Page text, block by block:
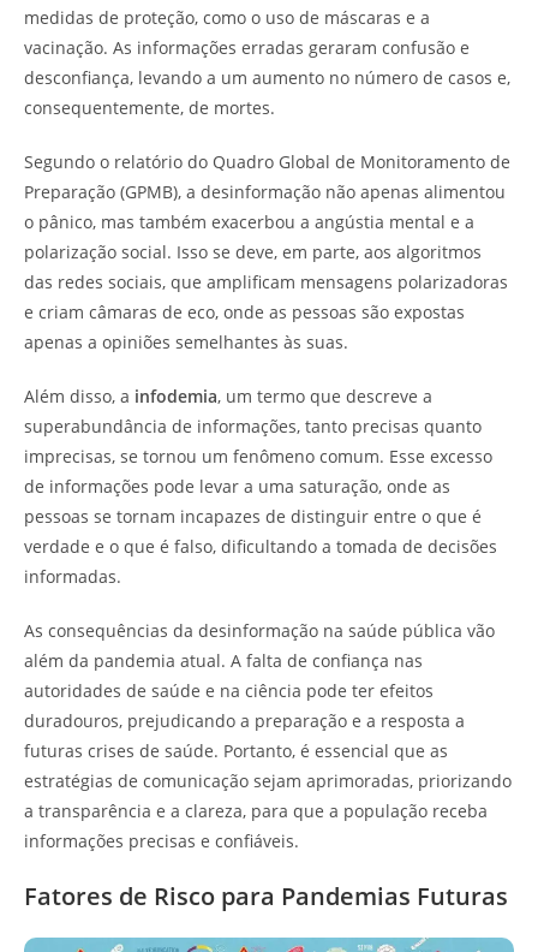
medidas de proteção, como o uso de máscaras e a
vacinação. As informações erradas geraram confusão e
desconfiança, levando a um aumento no número de casos e,
consequentemente, de mortes.
Segundo o relatório do Quadro Global de Monitoramento de
Preparação (GPMB), a desinformação não apenas alimentou
o pânico, mas também exacerbou a angústia mental e a
polarização social. Isso se deve, em parte, aos algoritmos
das redes sociais, que amplificam mensagens polarizadoras
e criam câmaras de eco, onde as pessoas são expostas
apenas a opiniões semelhantes às suas.
Além disso, a infodemia, um termo que descreve a
superabundância de informações, tanto precisas quanto
imprecisas, se tornou um fenômeno comum. Esse excesso
de informações pode levar a uma saturação, onde as
pessoas se tornam incapazes de distinguir entre o que é
verdade e o que é falso, dificultando a tomada de decisões
informadas.
As consequências da desinformação na saúde pública vão
além da pandemia atual. A falta de confiança nas
autoridades de saúde e na ciência pode ter efeitos
duradouros, prejudicando a preparação e a resposta a
futuras crises de saúde. Portanto, é essencial que as
estratégias de comunicação sejam aprimoradas, priorizando
a transparência e a clareza, para que a população receba
informações precisas e confiáveis.
Fatores de Risco para Pandemias Futuras